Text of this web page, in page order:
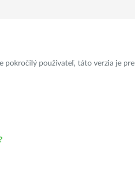
pokročilý používateľ, táto verzia je pre